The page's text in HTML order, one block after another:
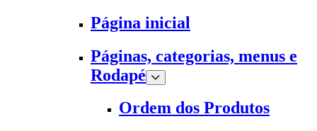
Página inicial
Páginas, categorias, menus e
Rodapé
Ordem dos Produtos